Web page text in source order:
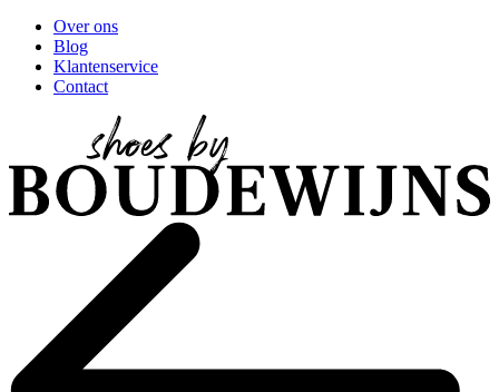
Over ons
Blog
Klantenservice
Contact